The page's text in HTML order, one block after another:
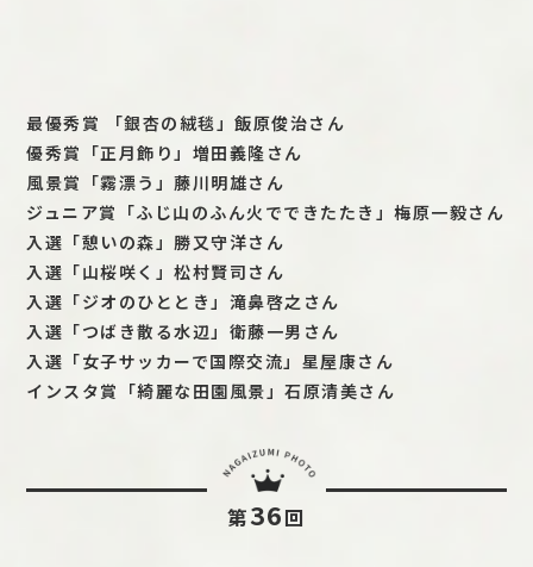
最優秀賞 「銀杏の絨毯」飯原俊治さん
優秀賞「正月飾り」増田義隆さん
風景賞「霧漂う」藤川明雄さん
ジュニア賞「ふじ山のふん火でできたたき」梅原一毅さん
入選「憩いの森」勝又守洋さん
入選「山桜咲く」松村賢司さん
入選「ジオのひととき」滝鼻啓之さん
入選「つばき散る水辺」衛藤一男さん
入選「女子サッカーで国際交流」星屋康さん
インスタ賞「綺麗な田園風景」石原清美さん
第36回